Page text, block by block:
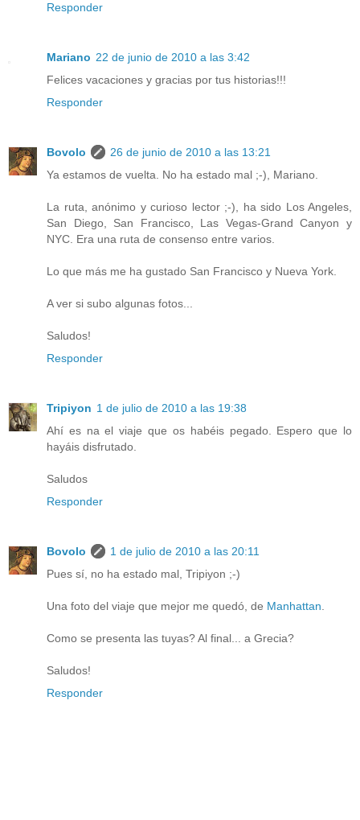
Responder
Mariano 22 de junio de 2010 a las 3:42
Felices vacaciones y gracias por tus historias!!!
Responder
Bovolo
26 de junio de 2010 a las 13:21
Ya estamos de vuelta. No ha estado mal ;-), Mariano.
La ruta, anónimo y curioso lector ;-), ha sido Los Angeles,
San Diego, San Francisco, Las Vegas-Grand Canyon y
NYC. Era una ruta de consenso entre varios.
Lo que más me ha gustado San Francisco y Nueva York.
A ver si subo algunas fotos...
Saludos!
Responder
Tripiyon 1 de julio de 2010 a las 19:38
Ahí es na el viaje que os habéis pegado. Espero que lo
hayáis disfrutado.
Saludos
Responder
Bovolo
1 de julio de 2010 a las 20:11
Pues sí, no ha estado mal, Tripiyon ;-)
Una foto del viaje que mejor me quedó, de Manhattan
Como se presenta las tuyas? Al final... a Grecia?
Saludos!
Responder